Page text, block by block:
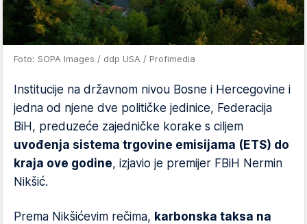
Foto: SOPA Images / ddp USA / Profimedia
Institucije na državnom nivou Bosne i Hercegovine i
jedna od njene dve političke jedinice, Federacija
BiH, preduzeće zajedničke korake s ciljem
uvođenja sistema trgovine emisijama (ETS) do
kraja ove godine, izjavio je premijer FBiH Nermin
Nikšić.
Prema Nikšićevim rečima, karbonska taksa na